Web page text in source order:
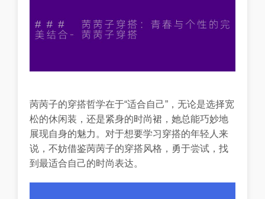
苪苪子的穿搭哲学在于“适合自己”，无论是选择宽
松的休闲装，还是紧身的时尚裙，她总能巧妙地
展现自身的魅力。对于想要学习穿搭的年轻人来
说，不妨借鉴苪苪子的穿搭风格，勇于尝试，找
到最适合自己的时尚表达。